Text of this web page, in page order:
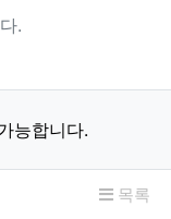
.
능합니다.
목록